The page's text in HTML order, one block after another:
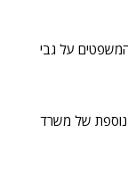
על גבי
נוספת של משרד